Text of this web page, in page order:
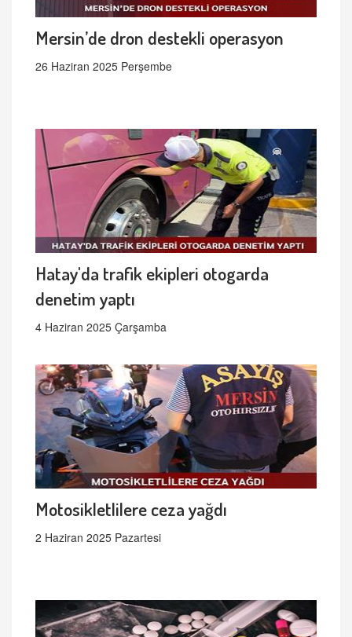
Mersin’de dron destekli operasyon
26 Haziran 2025 Perşembe
Hatay'da trafik ekipleri otogarda
denetim yaptı
4 Haziran 2025 Çarşamba
Motosikletlilere ceza yağdı
2 Haziran 2025 Pazartesi